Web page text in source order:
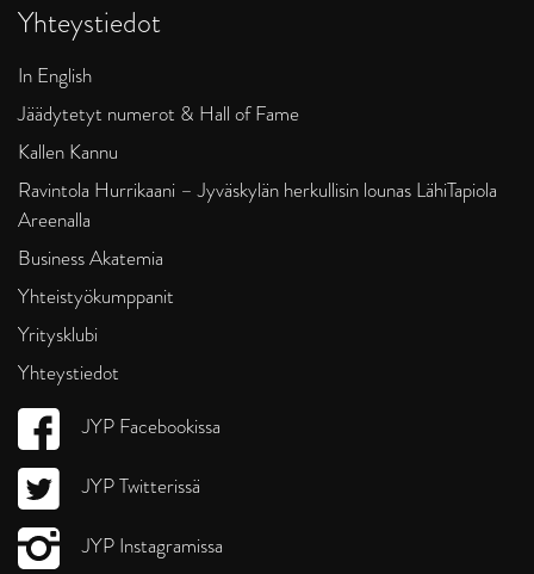
Yhteystiedot
In English
Jäädytetyt numerot & Hall of Fame
Kallen Kannu
Ravintola Hurrikaani – Jyväskylän herkullisin lounas LähiTapiola
Areenalla
Business Akatemia
Yhteistyökumppanit
Yritysklubi
Yhteystiedot
JYP Facebookissa
JYP Twitterissä
JYP Instagramissa